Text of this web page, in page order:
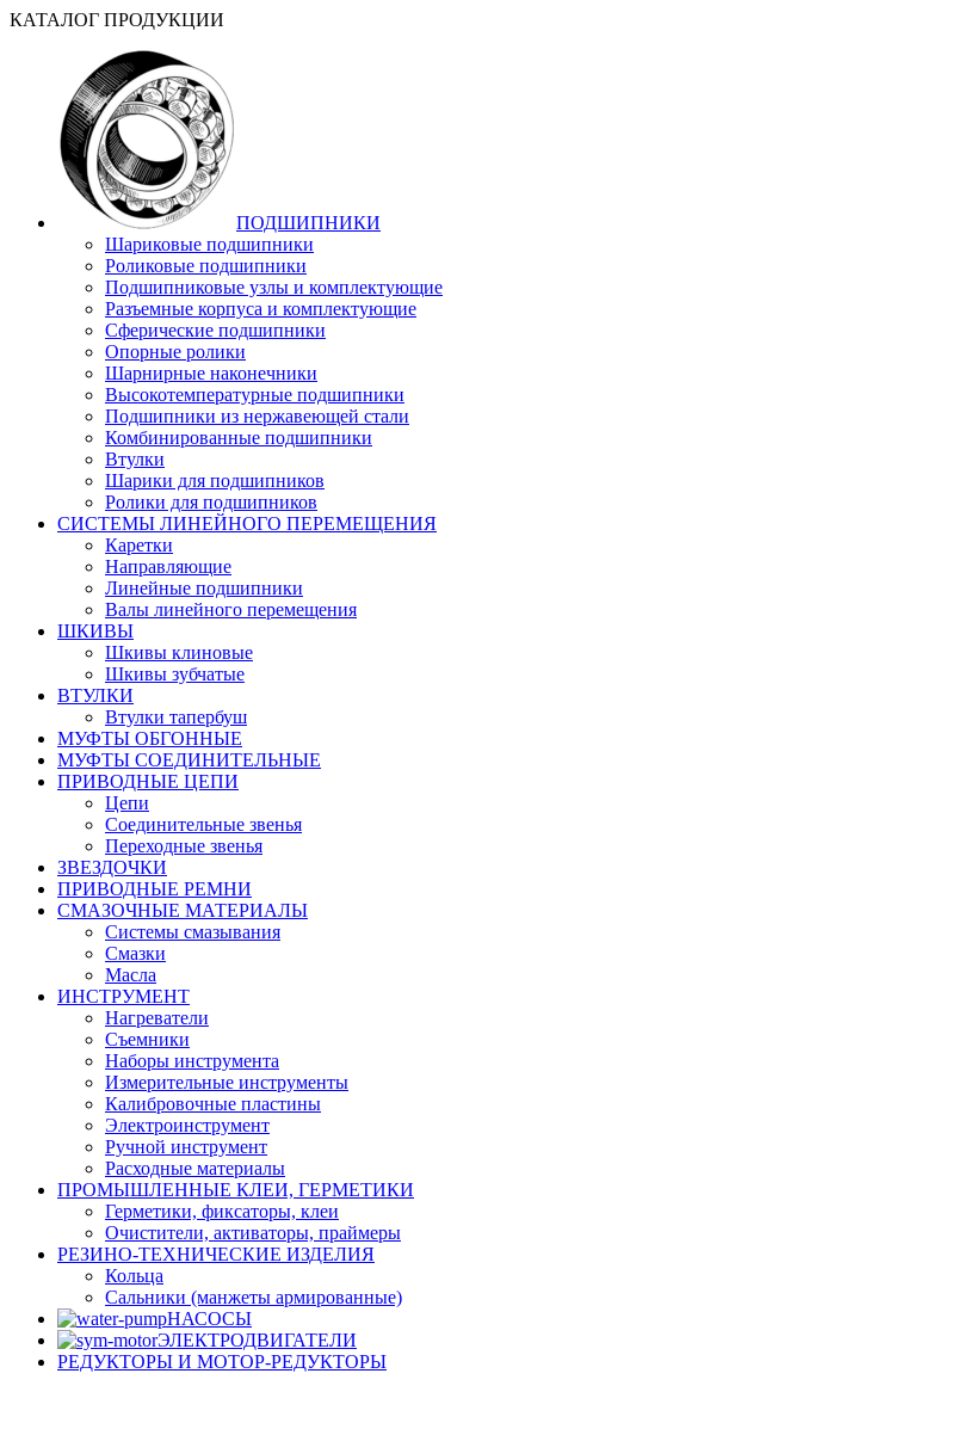
КАТАЛОГ ПРОДУКЦИИ
ПОДШИПНИКИ
Шариковые подшипники
Роликовые подшипники
Подшипниковые узлы и комплектующие
Разъемные корпуса и комплектующие
Сферические подшипники
Опорные ролики
Шарнирные наконечники
Высокотемпературные подшипники
Подшипники из нержавеющей стали
Комбинированные подшипники
Втулки
Шарики для подшипников
Ролики для подшипников
СИСТЕМЫ ЛИНЕЙНОГО ПЕРЕМЕЩЕНИЯ
Каретки
Направляющие
Линейные подшипники
Валы линейного перемещения
ШКИВЫ
Шкивы клиновые
Шкивы зубчатые
ВТУЛКИ
Втулки тапербуш
МУФТЫ ОБГОННЫЕ
МУФТЫ СОЕДИНИТЕЛЬНЫЕ
ПРИВОДНЫЕ ЦЕПИ
Цепи
Соединительные звенья
Переходные звенья
ЗВЕЗДОЧКИ
ПРИВОДНЫЕ РЕМНИ
СМАЗОЧНЫЕ МАТЕРИАЛЫ
Системы смазывания
Смазки
Масла
ИНСТРУМЕНТ
Нагреватели
Съемники
Наборы инструмента
Измерительные инструменты
Калибровочные пластины
Электроинструмент
Ручной инструмент
Расходные материалы
ПРОМЫШЛЕННЫЕ КЛЕИ, ГЕРМЕТИКИ
Герметики, фиксаторы, клеи
Очистители, активаторы, праймеры
РЕЗИНО-ТЕХНИЧЕСКИЕ ИЗДЕЛИЯ
Кольца
Сальники (манжеты армированные)
НАСОСЫ
ЭЛЕКТРОДВИГАТЕЛИ
РЕДУКТОРЫ И МОТОР-РЕДУКТОРЫ